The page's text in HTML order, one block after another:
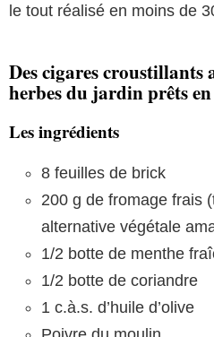
le tout réalisé en moins de
Des cigares croustillants
herbes du jardin prêts
Les ingrédients
8 feuilles de brick
200 g de fromage frais
alternative végétale
1/2 botte de menthe
1/2 botte de coriandre
1 c.à.s. d’huile d’olive